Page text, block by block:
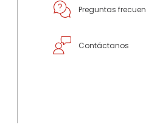
Preguntas
Contáctanos